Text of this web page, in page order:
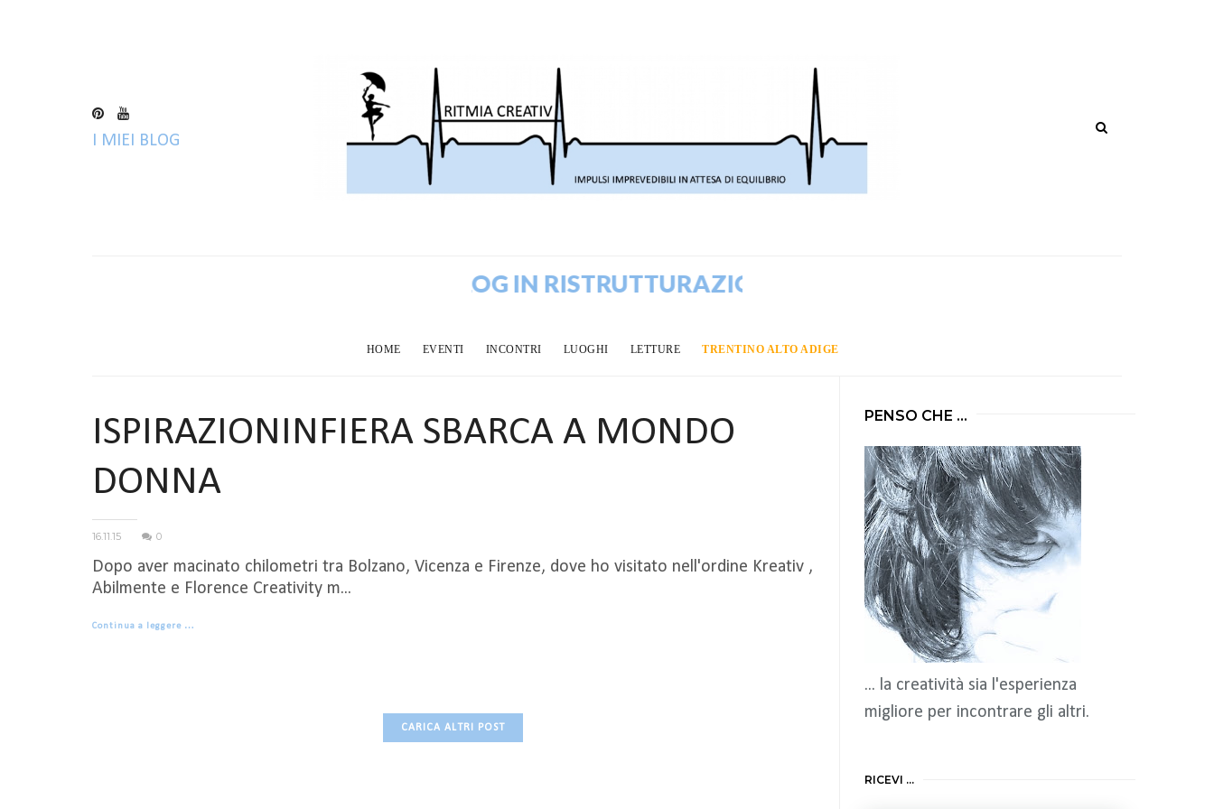
I MIEI BLOG
BLOG IN RISTRUTTURAZIONE! VECCHI POST IN CORSO DI
HOME EVENTI INCONTRI LUOGHI LETTURE TRENTINO ALTO ADIGE
ISPIRAZIONINFIERA SBARCA A MONDO
DONNA
16.11.15 0
Dopo aver macinato chilometri tra Bolzano, Vicenza e Firenze, dove ho visitato nell'ordine Kreativ ,
Abilmente e Florence Creativity m...
Continua a leggere …
CARICA ALTRI POST
PENSO CHE ...
... la creatività sia l'esperienza
migliore per incontrare gli altri.
RICEVI ...